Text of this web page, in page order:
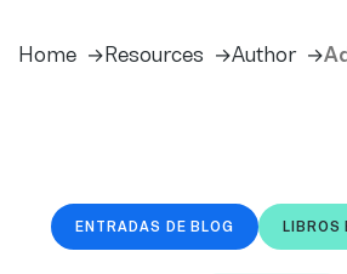
Home Resources Author
ENTRADAS DE BLOG LIBROS